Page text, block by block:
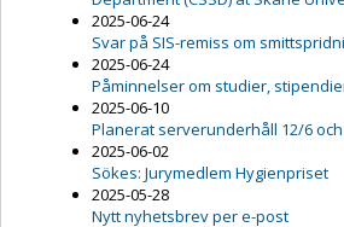
2025-06-24
Svar på SIS-remiss om
2025-06-24
Påminnelser om studier,
2025-06-10
Planerat serverunderhåll 12/6
2025-06-02
Sökes: Jurymedlem Hygienpriset
2025-05-28
Nytt nyhetsbrev per e-post